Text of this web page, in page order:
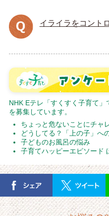
イライラをコント
NHK Eテレ「すくすく子育て
を募集しています。
ちょっと危ないことにチャ
どうしてる？「上の子」へ
子どものお風呂の悩み
子育てハッピーエピソード